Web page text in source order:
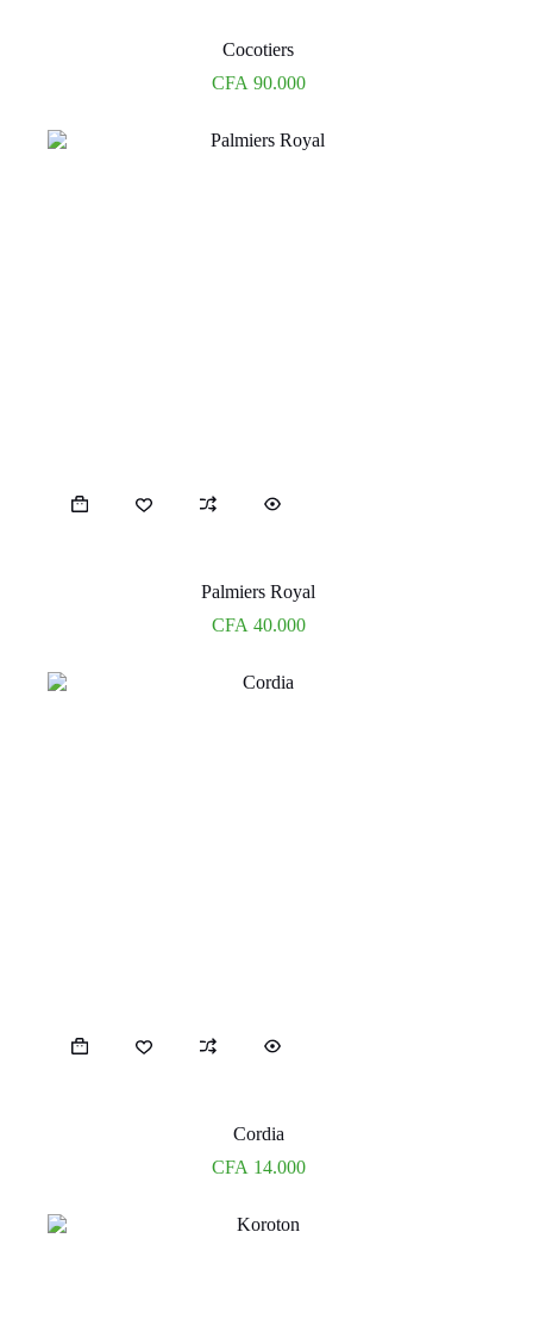
Cocotiers
CFA 90.000
Palmiers Royal
CFA 40.000
Cordia
CFA 14.000